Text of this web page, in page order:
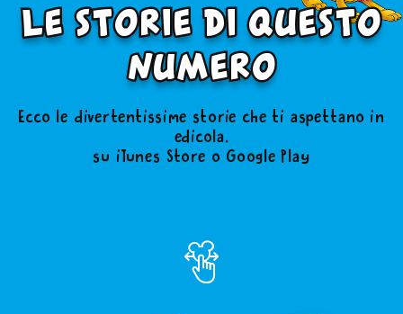
le storie di questo
numero
Ecco le divertentissime storie che ti aspettano in
edicola,
su iTunes Store o Google Play